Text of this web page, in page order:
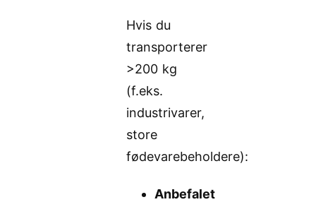
Hvis du
transporterer
>200 kg
(f.eks.
industrivarer,
store
fødevarebeholdere):
Anbefalet